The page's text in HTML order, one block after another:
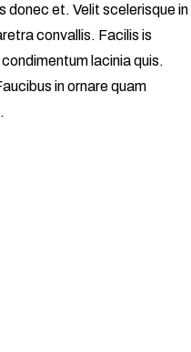
donec et. Velit scelerisque in
convallis. Facilis is
lacinia quis.
in ornare quam